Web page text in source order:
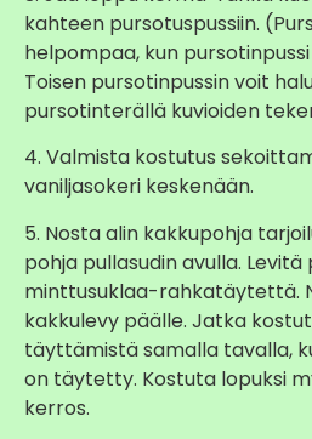
kahteen pursotuspussiin.
helpompaa, kun
Toisen pursotinpussin voit
pursotinterällä kuvioiden
4. Valmista kostutus
vaniljasokeri keskenään.
5. Nosta alin kakkupohja
pohja pullasudin avulla.
minttusuklaa-rahkatäytettä.
kakkulevy päälle. Jatka
täyttämistä samalla tavalla,
on täytetty. Kostuta lopuksi
kerros.